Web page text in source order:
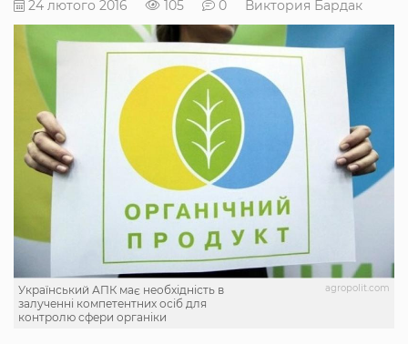
24 лютого 2016 105 0 Виктория Бардак
agropolit.com
Український АПК має необхідність в
залученні компетентних осіб для
контролю сфери органіки